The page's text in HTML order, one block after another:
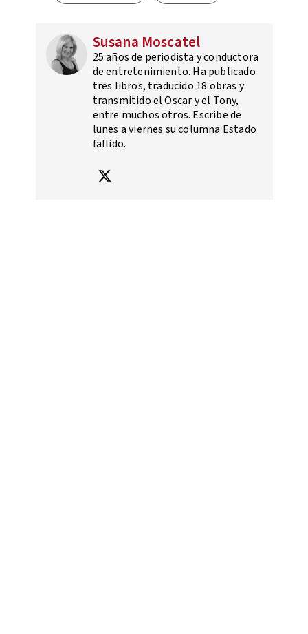
Susana Moscatel
25 años de periodista y conductora
de entretenimiento. Ha publicado
tres libros, traducido 18 obras y
transmitido el Oscar y el Tony,
entre muchos otros. Escribe de
lunes a viernes su columna Estado
fallido.